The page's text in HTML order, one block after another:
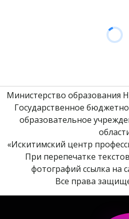
Министерство образования
Государственное
образовательное
«Искитимский центр
При перепечатке
фотографий ссылка на
Все права